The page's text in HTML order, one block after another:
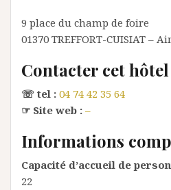
9 place du champ de foire
01370 TREFFORT-CUISIAT –
Contacter cet hôtel
☏ tel : 04 74 42 35 64
☞ Site web : –
Informations
Capacité d’accueil de
22